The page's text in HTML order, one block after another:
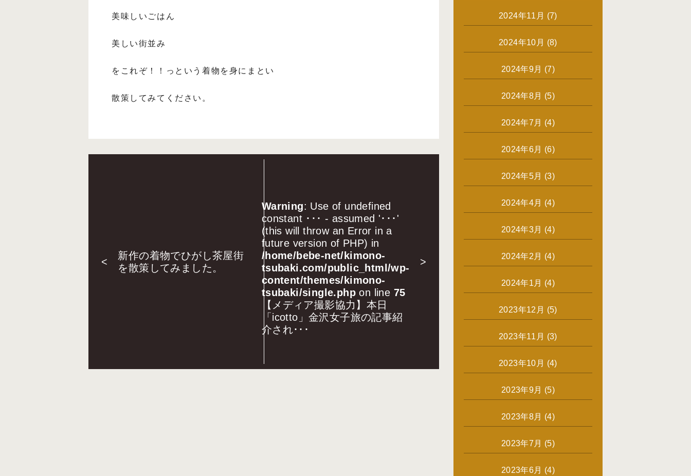
美味しいごはん
美しい街並み
をこれぞ！！っという着物を身にまとい
散策してみてください。
<
新作の着物でひがし茶屋街
を散策してみました。
Warning: Use of undefined
constant ･･･ - assumed '･･･'
(this will throw an Error in a
future version of PHP) in
/home/bebe-net/kimono-
tsubaki.com/public_html/wp-
content/themes/kimono-
tsubaki/single.phpon line 75
【メディア撮影協力】本日
「icotto」金沢女子旅の記事紹
介され･･･
>
2024年11月 (7)
2024年10月 (8)
2024年9月 (7)
2024年8月 (5)
2024年7月 (4)
2024年6月 (6)
2024年5月 (3)
2024年4月 (4)
2024年3月 (4)
2024年2月 (4)
2024年1月 (4)
2023年12月 (5)
2023年11月 (3)
2023年10月 (4)
2023年9月 (5)
2023年8月 (4)
2023年7月 (5)
2023年6月 (4)